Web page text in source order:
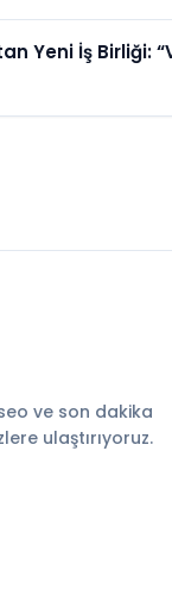
Yeni İş Birliği:
ve son dakika
ulaştırıyoruz.